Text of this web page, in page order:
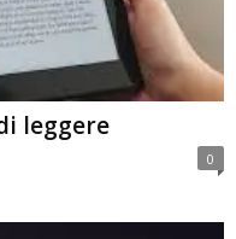
leggere
0